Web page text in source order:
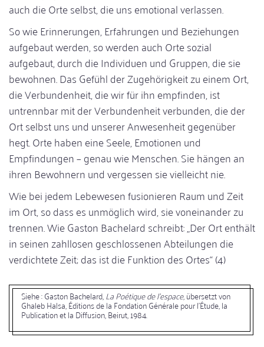
auch die Orte selbst, die uns emotional verlassen.
So wie Erinnerungen, Erfahrungen und Beziehungen
aufgebaut werden, so werden auch Orte sozial
aufgebaut, durch die Individuen und Gruppen, die sie
bewohnen. Das Gefühl der Zugehörigkeit zu einem Ort,
die Verbundenheit, die wir für ihn empfinden, ist
untrennbar mit der Verbundenheit verbunden, die der
Ort selbst uns und unserer Anwesenheit gegenüber
hegt. Orte haben eine Seele, Emotionen und
Empfindungen – genau wie Menschen. Sie hängen an
ihren Bewohnern und vergessen sie vielleicht nie.
Wie bei jedem Lebewesen fusionieren Raum und Zeit
im Ort, so dass es unmöglich wird, sie voneinander zu
trennen. Wie Gaston Bachelard schreibt: „Der Ort enthält
in seinen zahllosen geschlossenen Abteilungen die
verdichtete Zeit; das ist die Funktion des Ortes“ (4)
Siehe : Gaston Bachelard,La Poétique de l'espace, übersetzt von
Ghaleb Halsa, Éditions de la Fondation Générale pour l'Étude, la
Publication et la Diffusion, Beirut, 1984.